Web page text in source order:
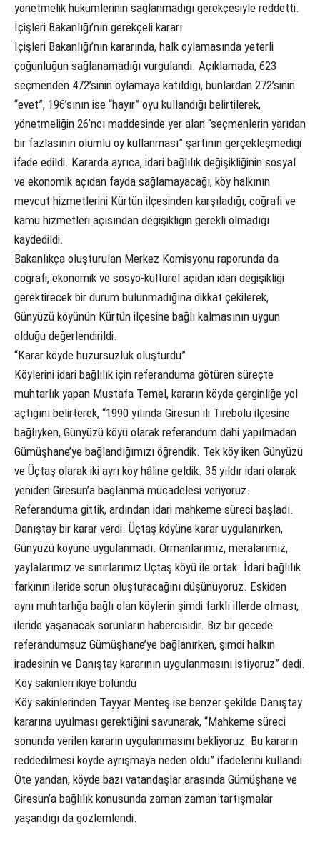
yönetmelik hükümlerinin sağlanmadığı gerekçesiyle reddetti.
İçişleri Bakanlığı’nın gerekçeli kararı
İçişleri Bakanlığı’nın kararında, halk oylamasında yeterli
çoğunluğun sağlanamadığı vurgulandı. Açıklamada, 623
seçmenden 472’sinin oylamaya katıldığı, bunlardan 272’sinin
“evet”, 196’sının ise “hayır” oyu kullandığı belirtilerek,
yönetmeliğin 26’ncı maddesinde yer alan “seçmenlerin yarıdan
bir fazlasının olumlu oy kullanması” şartının gerçekleşmediği
ifade edildi. Kararda ayrıca, idari bağlılık değişikliğinin sosyal
ve ekonomik açıdan fayda sağlamayacağı, köy halkının
mevcut hizmetlerini Kürtün ilçesinden karşıladığı, coğrafi ve
kamu hizmetleri açısından değişikliğin gerekli olmadığı
kaydedildi.
Bakanlıkça oluşturulan Merkez Komisyonu raporunda da
coğrafi, ekonomik ve sosyo-kültürel açıdan idari değişikliği
gerektirecek bir durum bulunmadığına dikkat çekilerek,
Günyüzü köyünün Kürtün ilçesine bağlı kalmasının uygun
olduğu değerlendirildi.
“Karar köyde huzursuzluk oluşturdu”
Köylerini idari bağlılık için referanduma götüren süreçte
muhtarlık yapan Mustafa Temel, kararın köyde gerginliğe yol
açtığını belirterek, “1990 yılında Giresun ili Tirebolu ilçesine
bağlıyken, Günyüzü köyü olarak referandum dahi yapılmadan
Gümüşhane’ye bağlandığımızı öğrendik. Tek köy iken Günyüzü
ve Üçtaş olarak iki ayrı köy hâline geldik. 35 yıldır idari olarak
yeniden Giresun’a bağlanma mücadelesi veriyoruz.
Referanduma gittik, ardından idari mahkeme süreci başladı.
Danıştay bir karar verdi. Üçtaş köyüne karar uygulanırken,
Günyüzü köyüne uygulanmadı. Ormanlarımız, meralarımız,
yaylalarımız ve sınırlarımız Üçtaş köyü ile ortak. İdari bağlılık
farkının ileride sorun oluşturacağını düşünüyoruz. Eskiden
aynı muhtarlığa bağlı olan köylerin şimdi farklı illerde olması,
ileride yaşanacak sorunların habercisidir. Biz bir gecede
referandumsuz Gümüşhane’ye bağlanırken, şimdi halkın
iradesinin ve Danıştay kararının uygulanmasını istiyoruz” dedi.
Köy sakinleri ikiye bölündü
Köy sakinlerinden Tayyar Menteş ise benzer şekilde Danıştay
kararına uyulması gerektiğini savunarak, “Mahkeme süreci
sonunda verilen kararın uygulanmasını bekliyoruz. Bu kararın
reddedilmesi köyde ayrışmaya neden oldu” ifadelerini kullandı.
Öte yandan, köyde bazı vatandaşlar arasında Gümüşhane ve
Giresun’a bağlılık konusunda zaman zaman tartışmalar
yaşandığı da gözlemlendi.